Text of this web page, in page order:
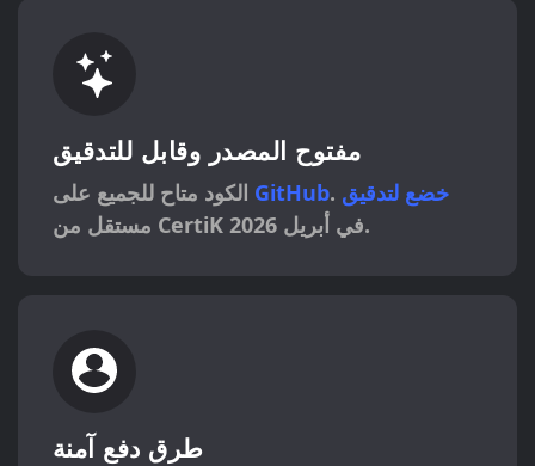
مفتوح المصدر وقابل للتدقيق
GitHub. خضع لتدقيق
مستقل من CertiK في أبريل 2026.
طرق دفع آمنة